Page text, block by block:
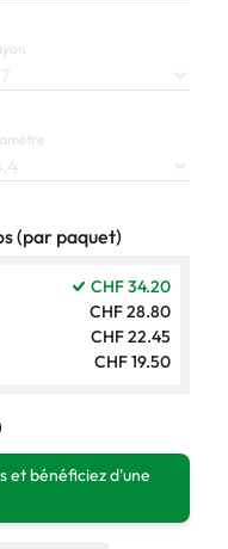
(par paquet)
CHF 34.20
CHF 28.80
CHF 22.45
CHF 19.50
et bénéficiez d'une